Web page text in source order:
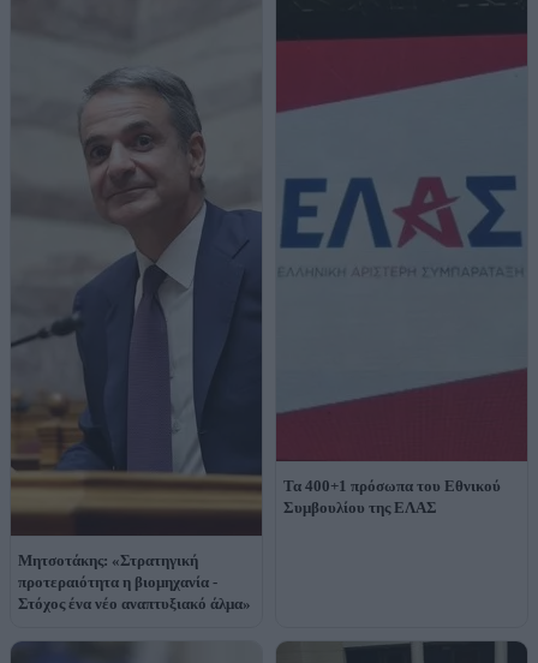
Μητσοτάκης: «Στρατηγική
προτεραιότητα η βιομηχανία -
Στόχος ένα νέο αναπτυξιακό άλμα»
Τα 400+1 πρόσωπα του Εθνικού
Συμβουλίου της ΕΛΑΣ